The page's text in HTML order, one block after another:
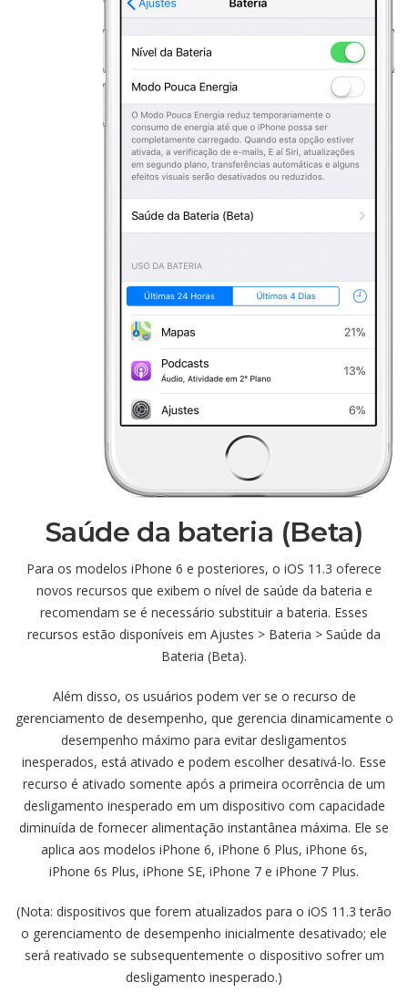
Saúde da bateria (Beta)
Para os modelos iPhone 6 e posteriores, o iOS 11.3 oferece
novos recursos que exibem o nível de saúde da bateria e
recomendam se é necessário substituir a bateria. Esses
recursos estão disponíveis em Ajustes > Bateria > Saúde da
Bateria (Beta).
Além disso, os usuários podem ver se o recurso de
gerenciamento de desempenho, que gerencia dinamicamente o
desempenho máximo para evitar desligamentos
inesperados, está ativado e podem escolher desativá-lo. Esse
recurso é ativado somente após a primeira ocorrência de um
desligamento inesperado em um dispositivo com capacidade
diminuída de fornecer alimentação instantânea máxima. Ele se
aplica aos modelos iPhone 6, iPhone 6 Plus, iPhone 6s,
iPhone 6s Plus, iPhone SE, iPhone 7 e iPhone 7 Plus.
(Nota: dispositivos que forem atualizados para o iOS 11.3 terão
o gerenciamento de desempenho inicialmente desativado; ele
será reativado se subsequentemente o dispositivo sofrer um
desligamento inesperado.)